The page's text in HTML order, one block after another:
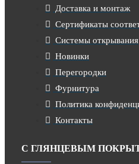
Доставка и монтаж
Сертификаты
Системы открывания
Новинки
Перегородки
Фурнитура
Политика
Контакты
С ГЛЯНЦЕВЫМ